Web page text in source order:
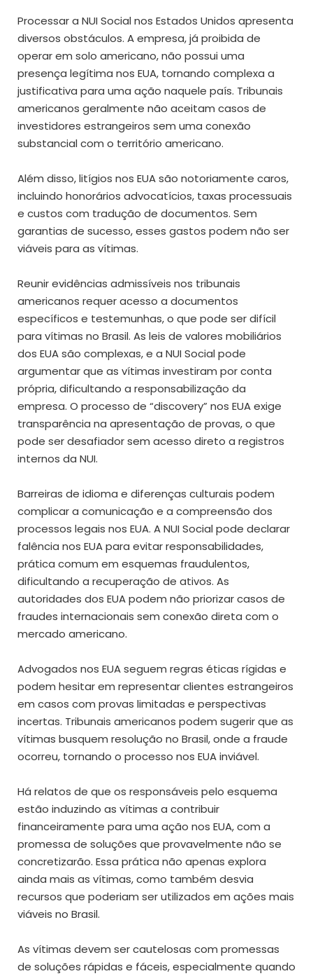
Processar a NUI Social nos Estados Unidos apresenta
diversos obstáculos. A empresa, já proibida de
operar em solo americano, não possui uma
presença legítima nos EUA, tornando complexa a
justificativa para uma ação naquele país. Tribunais
americanos geralmente não aceitam casos de
investidores estrangeiros sem uma conexão
substancial com o território americano.
Além disso, litígios nos EUA são notoriamente caros,
incluindo honorários advocatícios, taxas processuais
e custos com tradução de documentos. Sem
garantias de sucesso, esses gastos podem não ser
viáveis para as vítimas.
Reunir evidências admissíveis nos tribunais
americanos requer acesso a documentos
específicos e testemunhas, o que pode ser difícil
para vítimas no Brasil. As leis de valores mobiliários
dos EUA são complexas, e a NUI Social pode
argumentar que as vítimas investiram por conta
própria, dificultando a responsabilização da
empresa. O processo de “discovery” nos EUA exige
transparência na apresentação de provas, o que
pode ser desafiador sem acesso direto a registros
internos da NUI.
Barreiras de idioma e diferenças culturais podem
complicar a comunicação e a compreensão dos
processos legais nos EUA. A NUI Social pode declarar
falência nos EUA para evitar responsabilidades,
prática comum em esquemas fraudulentos,
dificultando a recuperação de ativos. As
autoridades dos EUA podem não priorizar casos de
fraudes internacionais sem conexão direta com o
mercado americano.
Advogados nos EUA seguem regras éticas rígidas e
podem hesitar em representar clientes estrangeiros
em casos com provas limitadas e perspectivas
incertas. Tribunais americanos podem sugerir que as
vítimas busquem resolução no Brasil, onde a fraude
ocorreu, tornando o processo nos EUA inviável.
Há relatos de que os responsáveis pelo esquema
estão induzindo as vítimas a contribuir
financeiramente para uma ação nos EUA, com a
promessa de soluções que provavelmente não se
concretizarão. Essa prática não apenas explora
ainda mais as vítimas, como também desvia
recursos que poderiam ser utilizados em ações mais
viáveis no Brasil.
As vítimas devem ser cautelosas com promessas
de soluções rápidas e fáceis, especialmente quando